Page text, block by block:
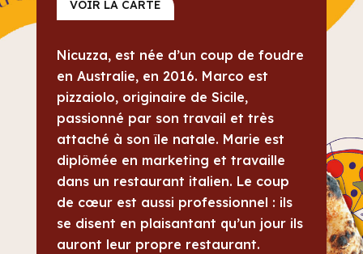
VOIR LA CARTE
Nicuzza, est née d’un coup de foudre
en Australie, en 2016. Marco est
pizzaiolo, originaire de Sicile,
passionné par son travail et très
attaché à son île natale. Marie est
diplômée en marketing et travaille
dans un restaurant italien. Le coup
de cœur est aussi professionnel : ils
se disent en plaisantant qu’un jour ils
auront leur propre restaurant.